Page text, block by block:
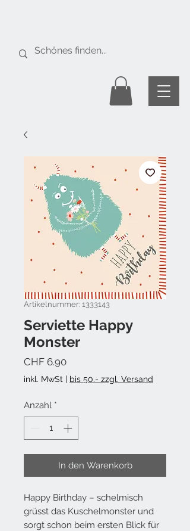
Artikelnummer: 1333143
Serviette Happy
Monster
CHF 6.90Preis
inkl. MwSt | bis 50.- zzgl. Versand
Anzahl *
In den Warenkorb
Happy Birthday – schelmisch
grüsst das Kuschelmonster und
sorgt schon beim ersten Blick für